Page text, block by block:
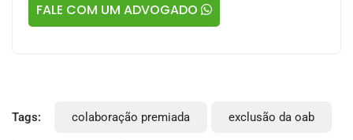
FALE COM UM ADVOGADO
Tags: colaboração premiada exclusão da oab